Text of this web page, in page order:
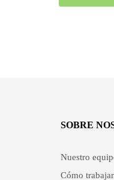
SOBRE
Nuestro
Cómo